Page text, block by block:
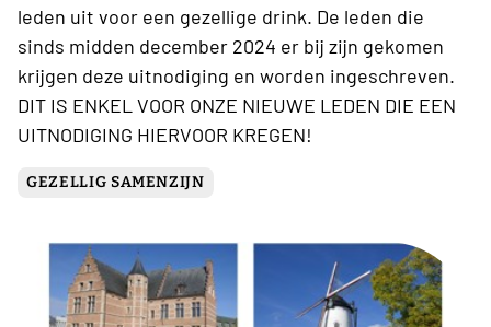
leden uit voor een gezellige drink. De leden die
sinds midden december 2024 er bij zijn gekomen
krijgen deze uitnodiging en worden ingeschreven.
DIT IS ENKEL VOOR ONZE NIEUWE LEDEN DIE EEN
UITNODIGING HIERVOOR KREGEN!
GEZELLIG SAMENZIJN